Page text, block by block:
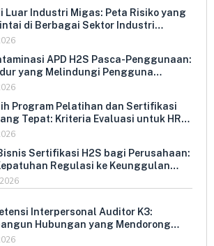
Luar Industri Migas: Peta Risiko yang
di Berbagai Sektor Industri
APD H2S Pasca-Penggunaan:
yang Melindungi Pengguna
dan Memperpanjang Umur
Program Pelatihan dan Sertifikasi
Tepat: Kriteria Evaluasi untuk HR
Manager
Sertifikasi H2S bagi Perusahaan:
Regulasi ke Keunggulan
Interpersonal Auditor K3:
Hubungan yang Mendorong
dan Kepatuhan Sukarela